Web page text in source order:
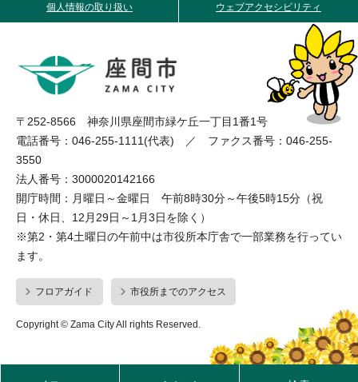
個人情報の取り扱い ウェブアクセシビリティ
〒252-8566 神奈川県座間市緑ケ丘一丁目1番1号
電話番号：046-255-1111(代表) ／ ファクス番号：046-255-
3550
法人番号：3000020142166
開庁時間：月曜日～金曜日 午前8時30分～午後5時15分（祝
日・休日、12月29日～1月3日を除く）
※第2・第4土曜日の午前中は市役所本庁舎で一部業務を行ってい
ます。
フロアガイド 市役所までのアクセス
Copyright © Zama City All rights Reserved.